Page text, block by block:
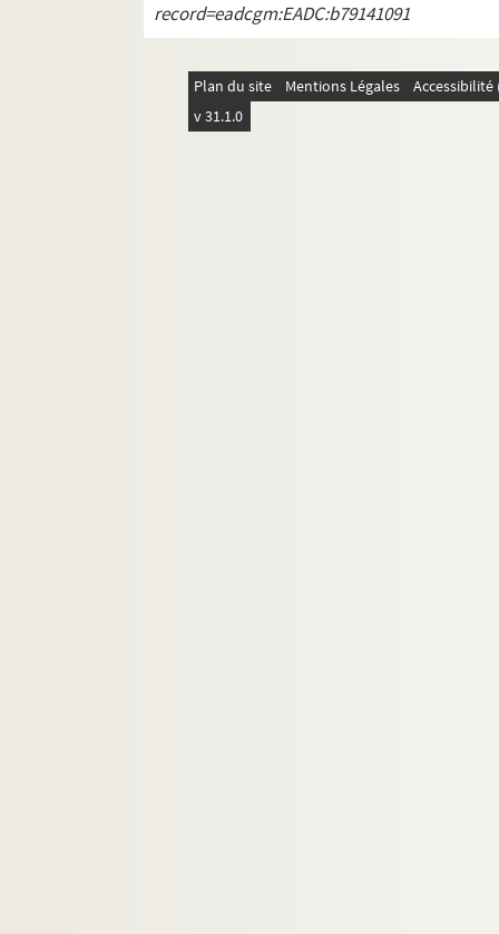
record=eadcgm:EADC:b79141091
Plan du site Mentions Légales
v 31.1.0